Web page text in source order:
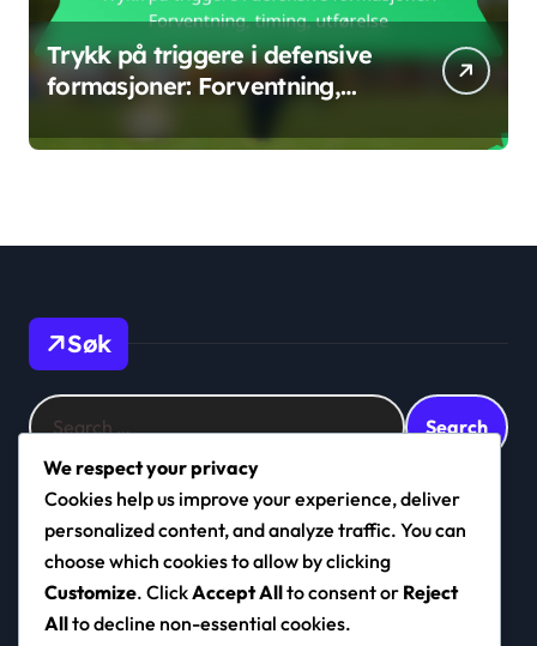
Trykk på triggere i defensive
formasjoner: Forventning,
Søk
Search
for:
navigo.no
We respect your privacy
Cookies help us improve your experience, deliver
personalized content, and analyze traffic. You can
choose which cookies to allow by clicking
Customize. ClickAccept Allto consent or Reject
Allto decline non-essential cookies.